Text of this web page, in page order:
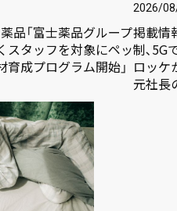
品「富士薬品グループ
スタッフを対象にペッ
成プログラム開始」
2026/
掲載情
制､5G
ロッケ
元社長